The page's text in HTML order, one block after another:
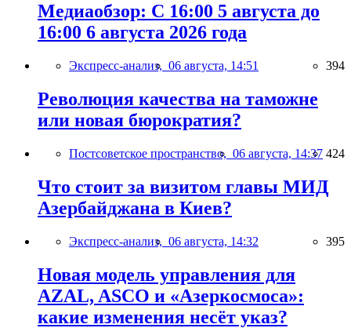
Медиаобзор: С 16:00 5 августа до
16:00 6 августа 2026 года
Экспресс-анализ, 06 августа, 14:51 394
Революция качества на таможне
или новая бюрократия?
Постсоветское пространство, 06 августа, 14:37 424
Что стоит за визитом главы МИД
Азербайджана в Киев?
Экспресс-анализ, 06 августа, 14:32 395
Новая модель управления для
AZAL, ASCO и «Азеркосмоса»:
какие изменения несёт указ?